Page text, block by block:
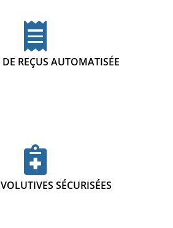
REÇUS AUTOMATISÉE
SÉCURISÉES